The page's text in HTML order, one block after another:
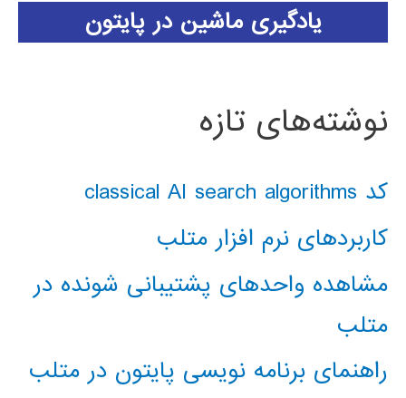
یادگیری ماشین در پایتون
نوشته‌های تازه
کد classical AI search algorithms
کاربردهای نرم افزار متلب
مشاهده واحدهای پشتیبانی شونده در
متلب
راهنمای برنامه نویسی پایتون در متلب